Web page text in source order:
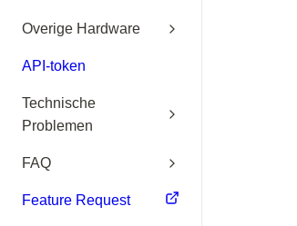
Overige Hardware
API-token
Technische
Problemen
FAQ
Feature Request